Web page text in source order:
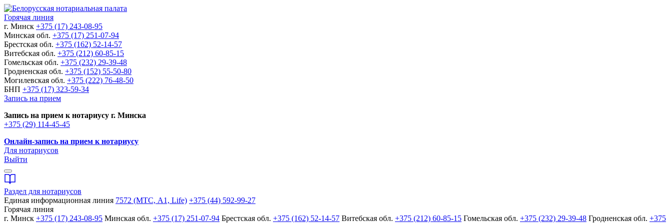
Горячая линия
г. Минск +375 (17) 243-08-95
Минская обл. +375 (17) 251-07-94
Брестская обл. +375 (162) 52-14-57
Витебская обл. +375 (212) 60-85-15
Гомельская обл. +375 (232) 29-39-48
Гродненская обл. +375 (152) 55-50-80
Могилевская обл. +375 (222) 76-48-50
БНП +375 (17) 323-59-34
Запись на прием
Запись на прием к нотариусу г. Минска
+375 (29) 114-45-45
Онлайн-запись на прием к нотариусу
Для нотариусов
Выйти
Раздел для нотариусов
Единая информационная линия 7572 (МТС, A1, Life) +375 (44) 592-99-27
Горячая линия
г. Минск +375 (17) 243-08-95 Минская обл. +375 (17) 251-07-94 Брестская обл. +375 (162) 52-14-57 Витебская обл. +375 (212) 60-85-15 Гомельская обл. +375 (232) 29-39-48 Гродненская обл. +375